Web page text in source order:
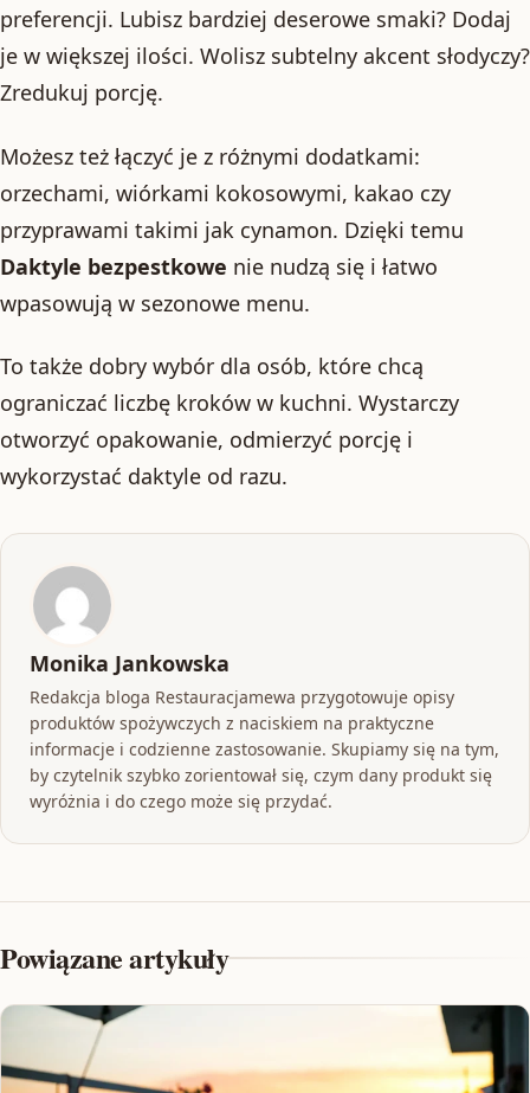
preferencji. Lubisz bardziej deserowe smaki? Dodaj
je w większej ilości. Wolisz subtelny akcent słodyczy?
Zredukuj porcję.
Możesz też łączyć je z różnymi dodatkami:
orzechami, wiórkami kokosowymi, kakao czy
przyprawami takimi jak cynamon. Dzięki temu
Daktyle bezpestkowe nie nudzą się i łatwo
wpasowują w sezonowe menu.
To także dobry wybór dla osób, które chcą
ograniczać liczbę kroków w kuchni. Wystarczy
otworzyć opakowanie, odmierzyć porcję i
wykorzystać daktyle od razu.
Monika Jankowska
Redakcja bloga Restauracjamewa przygotowuje opisy
produktów spożywczych z naciskiem na praktyczne
informacje i codzienne zastosowanie. Skupiamy się na tym,
by czytelnik szybko zorientował się, czym dany produkt się
wyróżnia i do czego może się przydać.
Powiązane artykuły